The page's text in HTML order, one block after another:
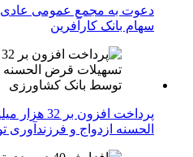
دعوت به مجمع عمومی عادی
سهام بانک کارآفرین
پرداخت
الحسنه ازدواج و